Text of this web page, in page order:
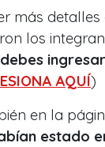
más
los
AQUÍ)
en la
estado